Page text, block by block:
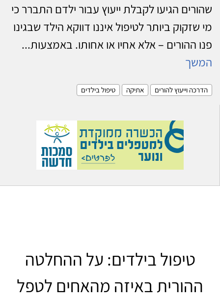
שהורים הגיעו לקבלת ייעוץ עבור ילדם התברר כי
מי שזקוק ביותר לטיפול איננו דווקא הילד שבגינו
פנו ההורים – אלא אחיו או אחותו. באמצעות...
המשך
הדרכה וייעוץ להורים אתיקה טיפול בילדים
טיפול בילדים: על ההחלטה
ההורית באיזה מהאחים לטפל